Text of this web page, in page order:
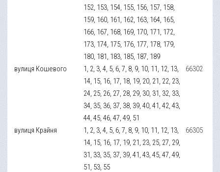
152, 153, 154, 155, 156, 157, 158,
159, 160, 161, 162, 163, 164, 165,
166, 167, 168, 169, 170, 171, 172,
173, 174, 175, 176, 177, 178, 179,
180, 181, 183, 185, 187, 189
вулиця Кошевого
1, 2, 3, 4, 5, 6, 7, 8, 9, 10, 11, 12, 13,
14, 15, 16, 17, 18, 19, 20, 21, 22, 23,
24, 25, 26, 27, 28, 29, 30, 31, 32, 33,
34, 35, 36, 37, 38, 39, 40, 41, 42, 43,
44, 45, 46, 47, 49, 51
66302
вулиця Крайня
1, 2, 3, 4, 5, 6, 7, 8, 9, 10, 11, 12, 13,
14, 15, 16, 17, 19, 21, 23, 25, 27, 29,
31, 33, 35, 37, 39, 41, 43, 45, 47, 49,
51, 53, 55
66305